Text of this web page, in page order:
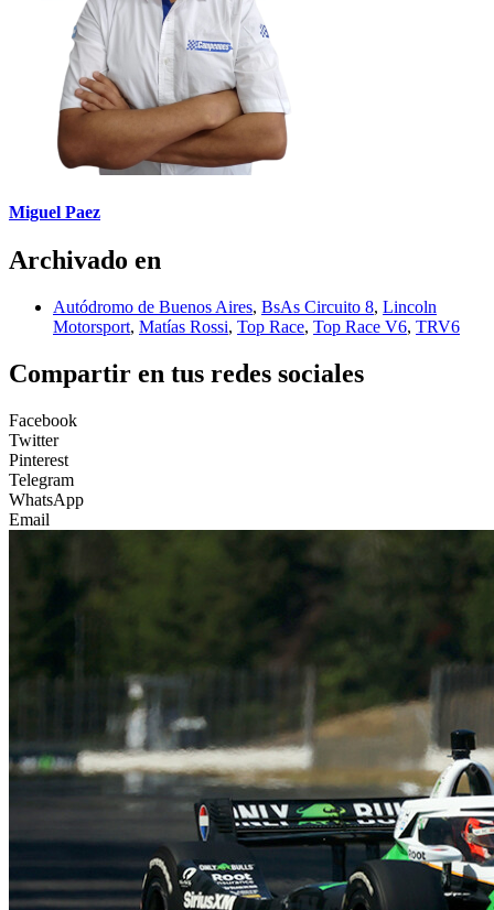
Miguel Paez
Archivado en
Autódromo de Buenos Aires, BsAs Circuito 8, Lincoln
Motorsport, Matías Rossi, Top Race, Top Race V6, TRV6
Compartir en tus redes sociales
Facebook
Twitter
Pinterest
Telegram
WhatsApp
Email